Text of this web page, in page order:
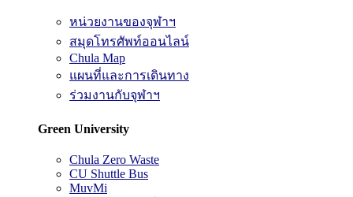
หน่วยงานของจุฬาฯ
สมุดโทรศัพท์ออนไลน์
Chula Map
แผนที่และการเดินทาง
ร่วมงานกับจุฬาฯ
Green University
Chula Zero Waste
CU Shuttle Bus
MuvMi